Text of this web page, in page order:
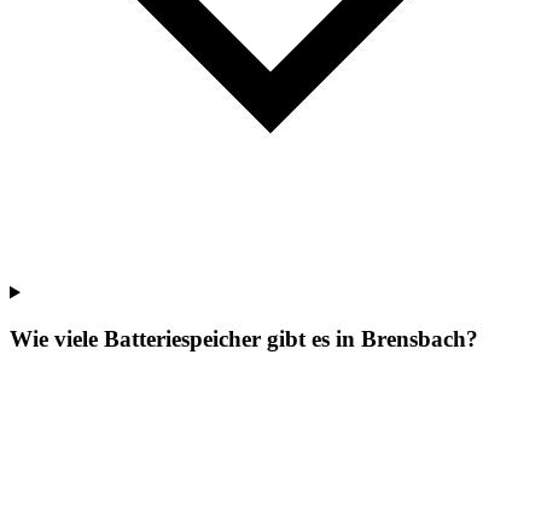
Wie viele Batteriespeicher gibt es in Brensbach?